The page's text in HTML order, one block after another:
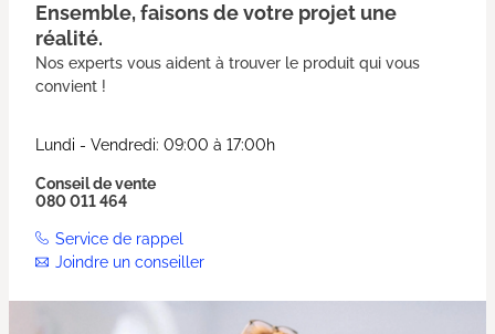
Ensemble, faisons de votre projet une
réalité.
Nos experts vous aident à trouver le produit qui vous
convient !
Lundi - Vendredi: 09:00 à 17:00h
Conseil de vente
080 011 464
Service de rappel
Joindre un conseiller